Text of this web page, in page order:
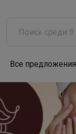
Все предложения